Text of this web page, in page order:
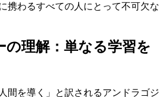
携わるすべての人にとって不可欠な
の理解：単なる学習を
間を導く」と訳されるアンドラゴジ